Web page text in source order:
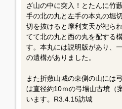
ざ山の中に突入！とたんに竹
手の北の丸と左手の本丸の堀
切を抜けると摩利支天が祀ら
てて北の丸と西の丸を配する
す。本丸には説明版があり、
の遺構がありました。
また折敷山城の東側の山には
は直径約10ｍの弓場山古墳（
います。R3.4.15訪城